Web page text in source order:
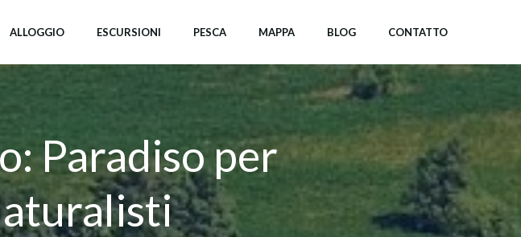
ALLOGGIO ESCURSIONI PESCA MAPPA BLOG CONTATTO
Paradiso per